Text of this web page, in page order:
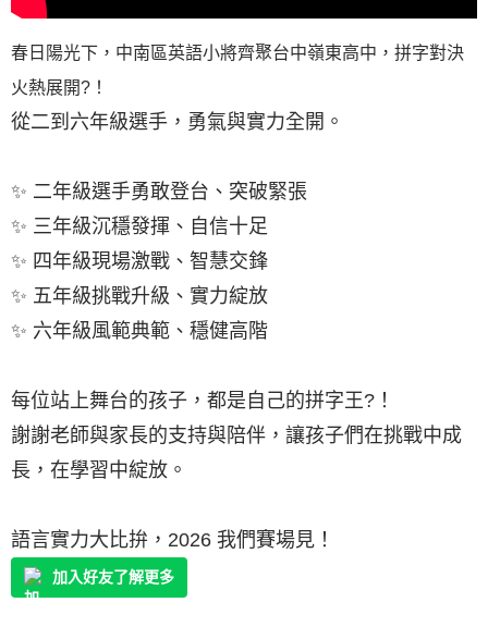
春日陽光下，中南區英語小將齊聚台中嶺東高中，拼字對決
火熱展開?！
從二到六年級選手，勇氣與實力全開。
✨ 二年級選手勇敢登台、突破緊張
✨ 三年級沉穩發揮、自信十足
✨ 四年級現場激戰、智慧交鋒
✨ 五年級挑戰升級、實力綻放
✨ 六年級風範典範、穩健高階
每位站上舞台的孩子，都是自己的拼字王?！
謝謝老師與家長的支持與陪伴，讓孩子們在挑戰中成
長，在學習中綻放。
語言實力大比拚，2026 我們賽場見！
加入好友了解更多